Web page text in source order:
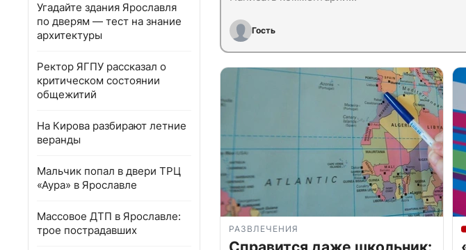
Угадайте здания Ярославля
по дверям — тест на знание
архитектуры
Ректор ЯГПУ рассказал о
критическом состоянии
общежитий
На Кирова разбирают летние
веранды
Мальчик попал в двери ТРЦ
«Аура» в Ярославле
Массовое ДТП в Ярославле:
трое пострадавших
Гость
РАЗВЛЕЧЕНИЯ